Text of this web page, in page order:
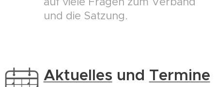
und die Satzung.
Aktuelles und Termine